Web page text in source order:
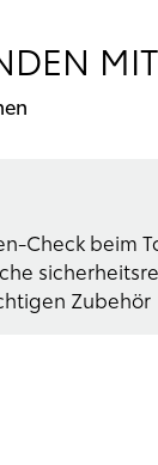
Check beim
Zubehör